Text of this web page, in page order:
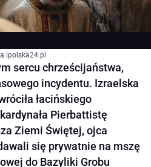
ipolska24.pl
sercu chrześcijaństwa,
incydentu. Izraelska
łacińskiego
Pierbattistę
Ziemi Świętej, ojca
się prywatnie na mszę
do Bazyliki Grobu